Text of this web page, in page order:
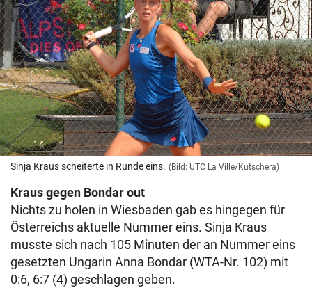
Sinja Kraus scheiterte in Runde eins. (Bild: UTC La Ville/Kutschera)
Kraus gegen Bondar out
Nichts zu holen in Wiesbaden gab es hingegen für
Österreichs aktuelle Nummer eins. Sinja Kraus
musste sich nach 105 Minuten der an Nummer eins
gesetzten Ungarin Anna Bondar (WTA-Nr. 102) mit
0:6, 6:7 (4) geschlagen geben.